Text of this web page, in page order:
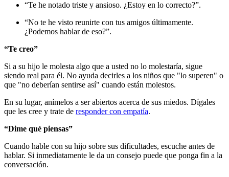
“Te he notado triste y ansioso. ¿Estoy en lo correcto?”.
“No te he visto reunirte con tus amigos últimamente.
¿Podemos hablar de eso?”.
“Te creo”
Si a su hijo le molesta algo que a usted no lo molestaría, sigue
siendo real para él. No ayuda decirles a los niños que "lo superen" o
que "no deberían sentirse así" cuando están molestos.
En su lugar, anímelos a ser abiertos acerca de sus miedos. Dígales
que les cree y trate de responder con empatía.
“Dime qué piensas”
Cuando hable con su hijo sobre sus dificultades, escuche antes de
hablar. Si inmediatamente le da un consejo puede que ponga fin a la
conversación.